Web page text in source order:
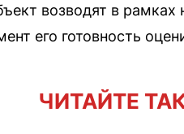
возводят в рамках
его готовность
ЧИТАЙТЕ